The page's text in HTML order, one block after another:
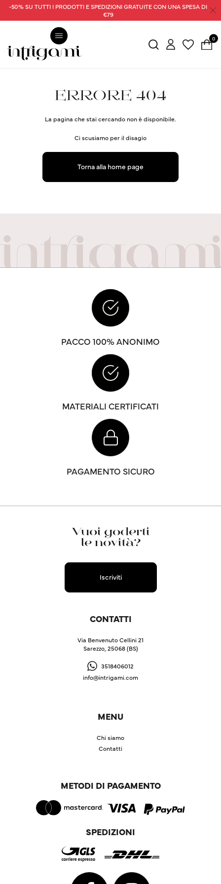
-50% SU TUTTI I PRODOTTI E SPEDIZIONI GRATUITE CON UNA SPESA DI
€79
0
ERRORE 404
La pagina che stai cercando non è disponibile.
Ci scusiamo per il disagio
Torna alla home page
PACCO 100% ANONIMO
MATERIALI CERTIFICATI
PAGAMENTO SICURO
Vuoi goderti
le novità?
Iscriviti
CONTATTI
Via Benvenuto Cellini 21
Sarezzo, 25068 (BS)
3518406012
info@intrigami.com
MENU
Chi siamo
Contatti
METODI DI PAGAMENTO
SPEDIZIONI